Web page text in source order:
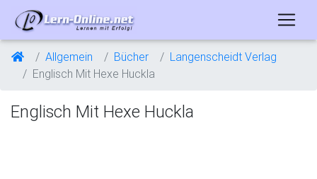
Allgemein Bücher
Langenscheidt Verlag
Englisch Mit Hexe Huckla
Englisch Mit Hexe Huckla